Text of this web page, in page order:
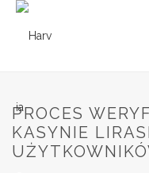
PROCES
KASYNIE